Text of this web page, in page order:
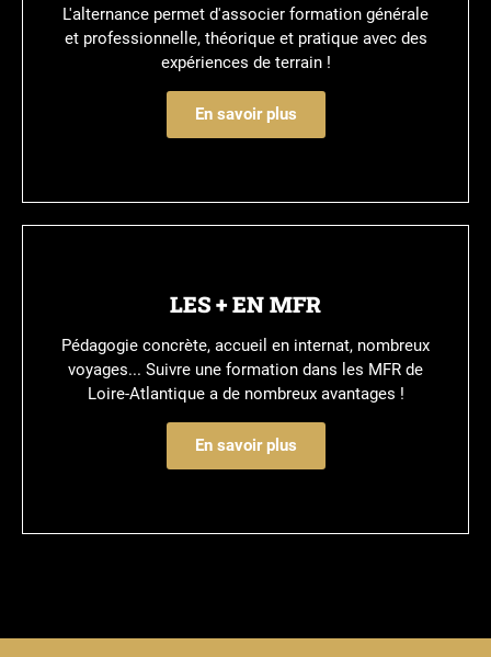
L'alternance permet d'associer formation générale
et professionnelle, théorique et pratique avec des
expériences de terrain !
En savoir plus
LES + EN MFR
Pédagogie concrète, accueil en internat, nombreux
voyages... Suivre une formation dans les MFR de
Loire-Atlantique a de nombreux avantages !
En savoir plus